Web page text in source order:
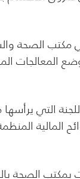
مكتب الصحة
المعالجات
التي
المالية
بمكتب الصحة